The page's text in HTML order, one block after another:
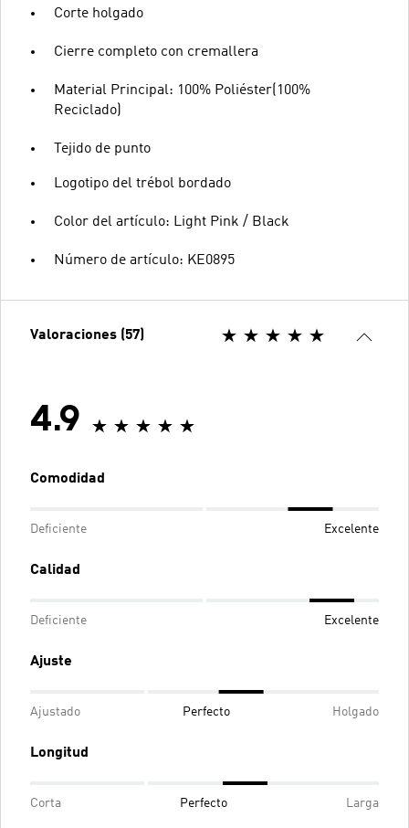
Corte holgado
Cierre completo con cremallera
Material Principal: 100% Poliéster(100%
Reciclado)
Tejido de punto
Logotipo del trébol bordado
Color del artículo: Light Pink / Black
Número de artículo: KE0895
Valoraciones (57)
4.9
Comodidad
Deficiente Excelente
Calidad
Deficiente Excelente
Ajuste
Ajustado Perfecto Holgado
Longitud
Corta Perfecto Larga